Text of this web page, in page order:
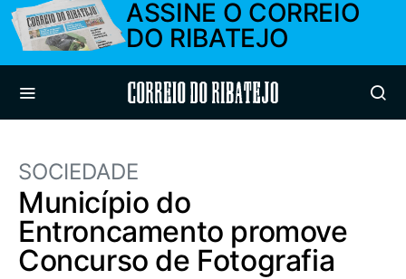
ASSINE O CORREIO
DO RIBATEJO
Correio do Ribatejo
SOCIEDADE
Município do
Entroncamento promove
Concurso de Fotografia